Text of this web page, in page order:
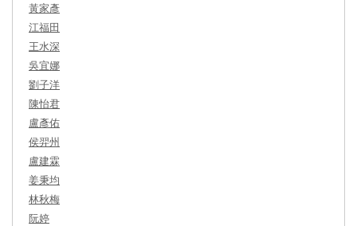
黃家彥
江福田
王水深
吳宜娜
劉子洋
陳怡君
盧彥佑
侯羿州
盧建霖
姜秉均
林秋梅
阮婷